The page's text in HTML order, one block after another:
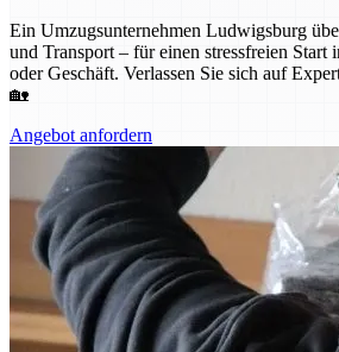
Ein Umzugsunternehmen Ludwigsburg
und Transport – für einen stressfreien Start
oder Geschäft. Verlassen Sie sich auf
🏡
Angebot anfordern